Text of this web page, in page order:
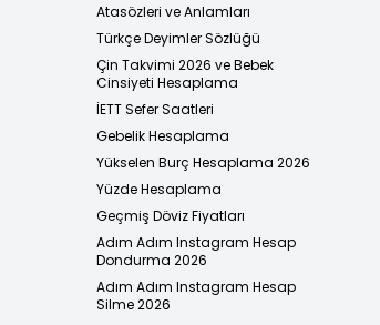
Atasözleri ve Anlamları
Türkçe Deyimler Sözlüğü
Çin Takvimi 2026 ve Bebek
Cinsiyeti Hesaplama
İETT Sefer Saatleri
Gebelik Hesaplama
Yükselen Burç Hesaplama 2026
Yüzde Hesaplama
Geçmiş Döviz Fiyatları
Adım Adım Instagram Hesap
Dondurma 2026
Adım Adım Instagram Hesap
Silme 2026